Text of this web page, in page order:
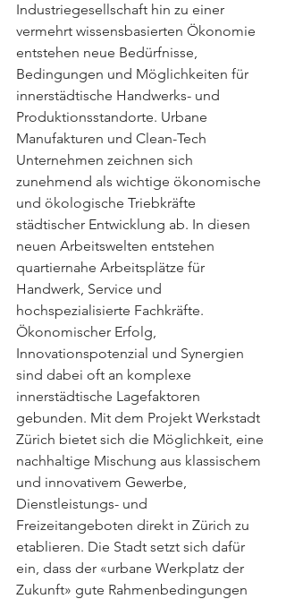
Industriegesellschaft hin zu einer
vermehrt wissensbasierten Ökonomie
entstehen neue Bedürfnisse,
Bedingungen und Möglichkeiten für
innerstädtische Handwerks- und
Produktionsstandorte. Urbane
Manufakturen und Clean-Tech
Unternehmen zeichnen sich
zunehmend als wichtige ökonomische
und ökologische Triebkräfte
städtischer Entwicklung ab. In diesen
neuen Arbeitswelten entstehen
quartiernahe Arbeitsplätze für
Handwerk, Service und
hochspezialisierte Fachkräfte.
Ökonomischer Erfolg,
Innovationspotenzial und Synergien
sind dabei oft an komplexe
innerstädtische Lagefaktoren
gebunden. Mit dem Projekt Werkstadt
Zürich bietet sich die Möglichkeit, eine
nachhaltige Mischung aus klassischem
und innovativem Gewerbe,
Dienstleistungs- und
Freizeitangeboten direkt in Zürich zu
etablieren. Die Stadt setzt sich dafür
ein, dass der «urbane Werkplatz der
Zukunft» gute Rahmenbedingungen